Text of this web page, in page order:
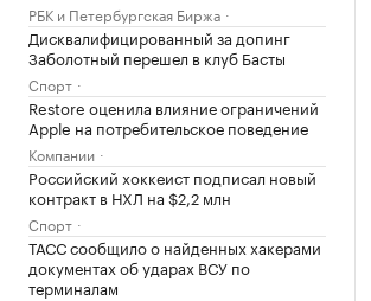
РБК и Петербургская Биржа
Дисквалифицированный за допинг
Заболотный перешел в клуб Басты
Спорт
Restore оценила влияние ограничений
Apple на потребительское поведение
Компании
Российский хоккеист подписал новый
контракт в НХЛ на $2,2 млн
Спорт
ТАСС сообщило о найденных хакерами
документах об ударах ВСУ по
терминалам